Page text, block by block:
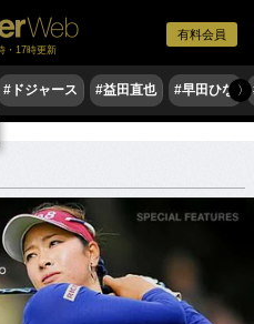
有料会員
・17時更新
#ドジャース #益田直也 #早田ひな 〉